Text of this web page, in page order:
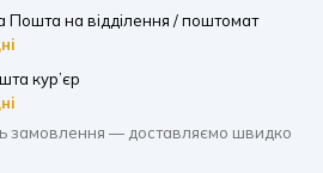
Пошта на відділення / поштомат
кур’єр
замовлення — доставляємо швидко